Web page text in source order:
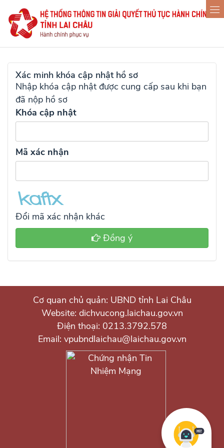
Xác minh khóa cập nhật hồ sơ
Nhập khóa cập nhật được cung cấp sau khi bạn
đã nộp hồ sơ
Khóa cập nhật
Mã xác nhận
Đổi mã xác nhận khác
Đồng ý
Cơ quan chủ quản: UBND tỉnh Lai Châu
Website: dichvucong.laichau.gov.vn
Điện thoại: 0213.3792.578
Email: vpubndlaichau@laichau.gov.vn